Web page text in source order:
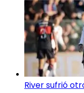
River sufrió